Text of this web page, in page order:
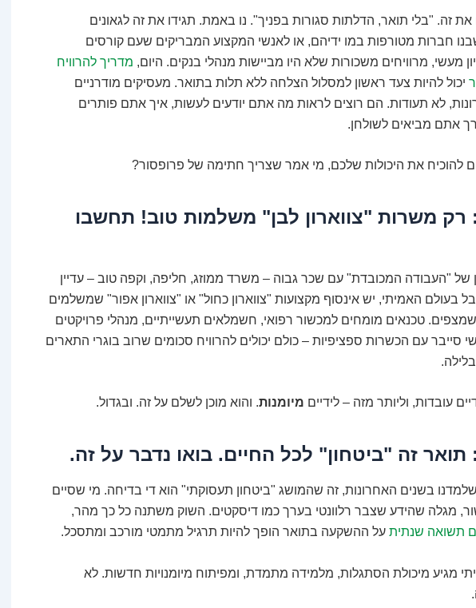
זה. "בלי תואר, הדלתות סגורות בפניך". נו באמת. תגידו את זה לגאונים
שבנו חברות מטורפות במו ידיהם, או לאנשי המקצוע המבריקים שעם קורסים
מעשי, מרוויחים משכורות שלא היו מביישות מנהלי בנקים. היום, מדריך להרוויח
יכול להיות צעד ראשון למסלול הצלחה ללא תלות בתואר. מעסיקים מודרניים
לא תעודות. הם רוצים לראות מה אתם יודעים לעשות, איך אתם פותרים
אתם מביאים לשולחן.
להוכיח את היכולות שלכם, מי אמר שצריך חתימה של פרופסור?
מיתוס 2: רק משרות "צווארון לבן" משלמות טוב! תחשבו
של "העבודה המכובדת" עם שכר גבוה – משרד ממוזג, חליפה, וקפה טוב – עדיין
בעולם האמיתי, יש אינסוף מקצועות "צווארון כחול" או "צווארון אפור" שמשלמים
טכנאים מומחים למכשור רפואי, חשמלאים תעשייתיים, מנהלי פרויקטים
סייבר עם הכשרות ספציפיות – כולם יכולים להרוויח סכומים שרוב בוגרי התארים
עובדות, וליותר מזה – לידיים מיומנות. והוא מוכן לשלם על זה. ובגדול.
בשנים האחרונות, זה שהמושג "ביטחון תעסוקתי" הוא די בדיחה. מי שסיים
מגלה שהידע שצבר רלוונטי בערך כמו דיסקטים. השוק משתנה כל כך מהר,
תשואה שנתית על ההשקעה בתואר הופך להיות תרגיל מתמטי מורכב ומתסכל.
מגיע מיכולת הסתגלות, מלמידה מתמדת, ומפיתוח מיומנויות חדשות. לא